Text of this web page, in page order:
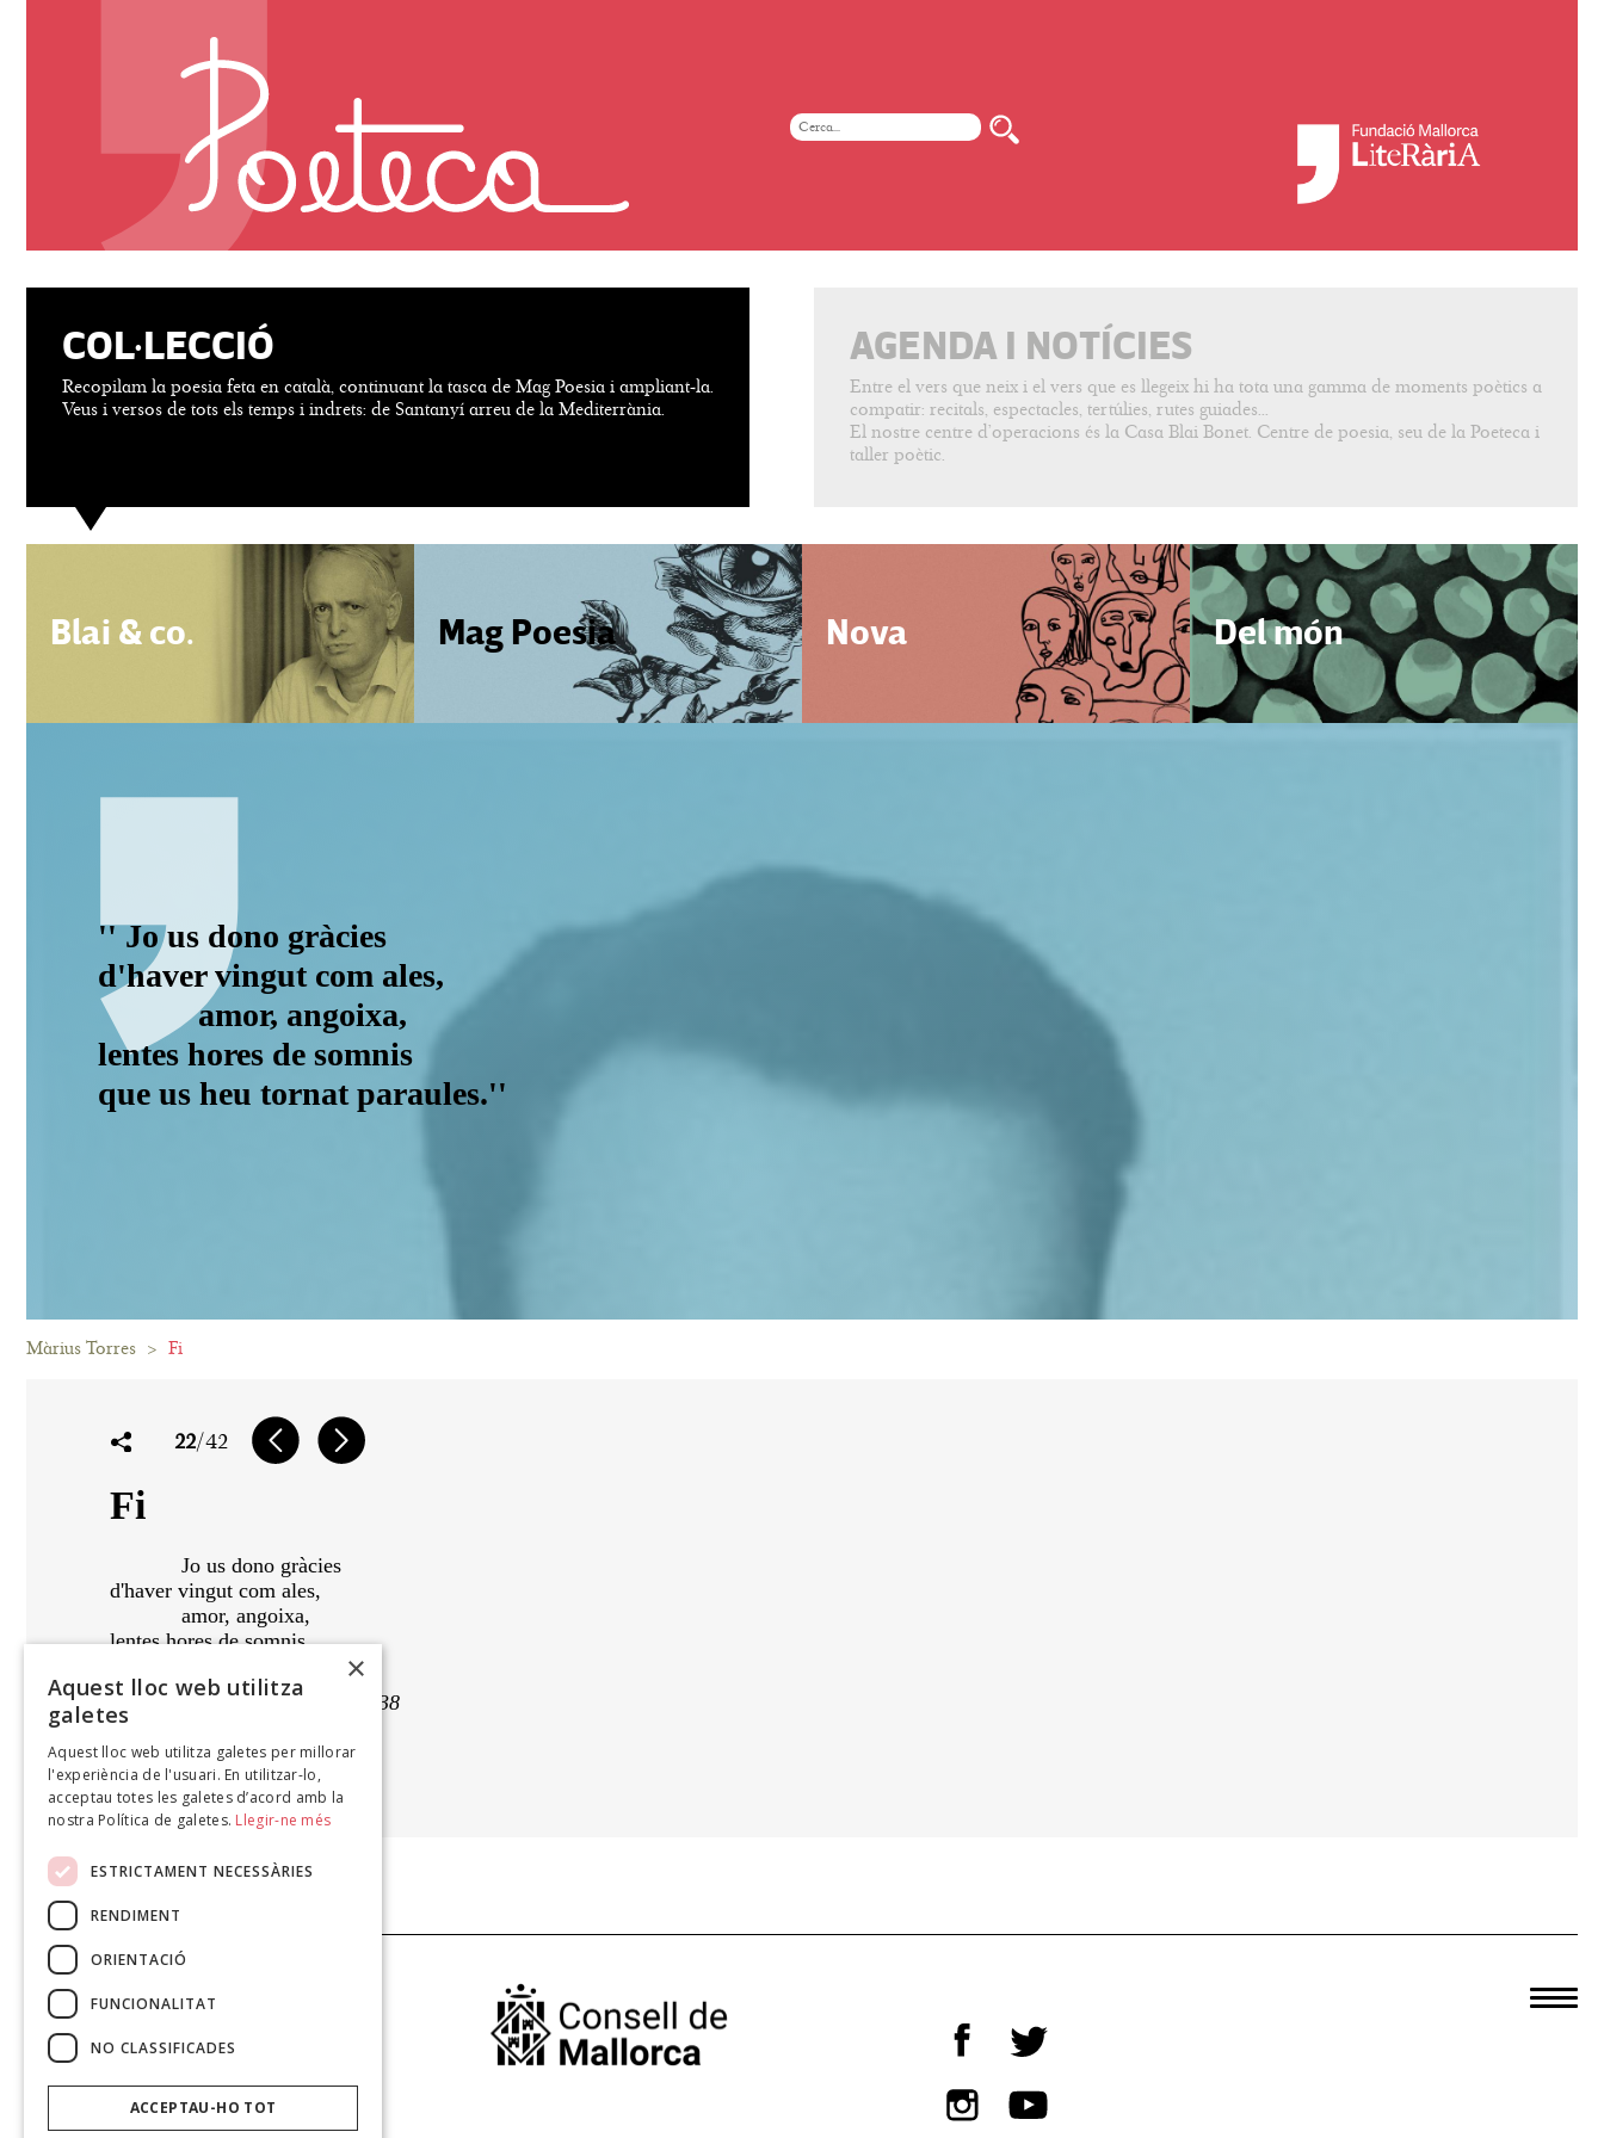
COL·LECCIÓ
Recopilam la poesia feta en català, continuant la tasca de Mag Poesia i ampliant-la.
Veus i versos de tots els temps i indrets: de Santanyí arreu de la Mediterrània.
AGENDA I NOTÍCIES
Entre el vers que neix i el vers que es llegeix hi ha tota una gamma de moments poètics a
compatir: recitals, espectacles, tertúlies, rutes guiades...
El nostre centre d’operacions és la Casa Blai Bonet. Centre de poesia, seu de la Poeteca i
taller poètic.
Blai & co. Mag Poesia Nova Del món
'' Jo us dono gràcies
d'haver vingut com ales,
amor, angoixa,
lentes hores de somnis
que us heu tornat paraules.''
Màrius Torres > Fi
22/42
Fi
Jo us dono gràcies
d'haver vingut com ales,
amor, angoixa,
lentes hores de somnis
març-octubre, 1938
MÀRIUS TORRES
Poesies, 1947
×
Aquest lloc web utilitza
galetes
Aquest lloc web utilitza galetes per millorar
l'experiència de l'usuari. En utilitzar-lo,
acceptau totes les galetes d’acord amb la
nostra Política de galetes. Llegir-ne més
ESTRICTAMENT NECESSÀRIES
RENDIMENT
ORIENTACIÓ
FUNCIONALITAT
NO CLASSIFICADES
ACCEPTAU-HO TOT